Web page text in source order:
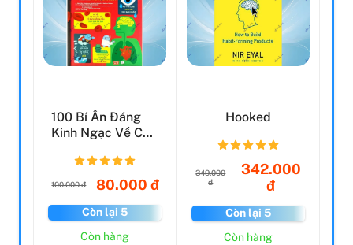
100 Bí Ẩn Đáng
Kinh Ngạc Về Cơ
(Usborne ...
100.000 đ 80.000 đ
Còn lại 5
Còn hàng
Hooked
349.000
đ
342.000
đ
Còn lại 5
Còn hàng